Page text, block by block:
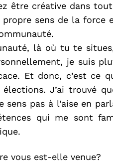
être créative dans
sens de la
là où tu te
je suis
Et donc, c’est ce
J’ai trouvé
pas à l’aise en
qui me sont
vous est-elle venue?